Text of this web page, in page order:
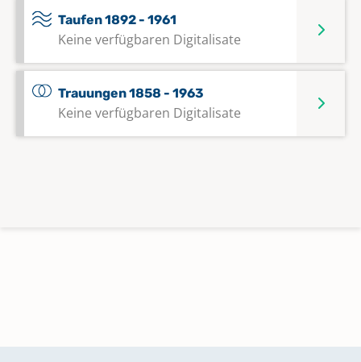
Taufen 1892 - 1961
Keine verfügbaren Digitalisate
Trauungen 1858 - 1963
Keine verfügbaren Digitalisate